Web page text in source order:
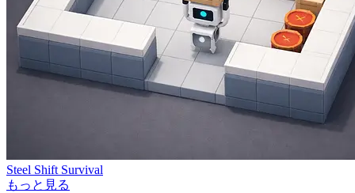
Steel Shift Survival
もっと見る